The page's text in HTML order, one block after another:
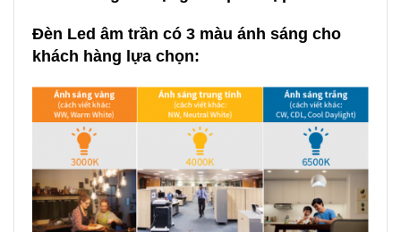
Đèn Led âm trần có 3 màu ánh sáng cho
khách hàng lựa chọn: